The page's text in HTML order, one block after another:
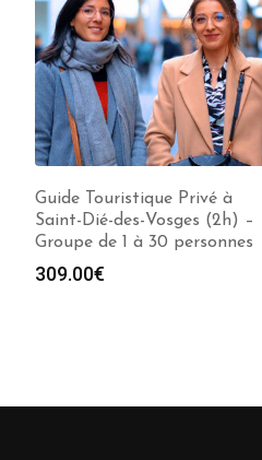
Guide Touristique Privé à
Saint-Dié-des-Vosges (2h) –
Groupe de 1 à 30 personnes
309.00€